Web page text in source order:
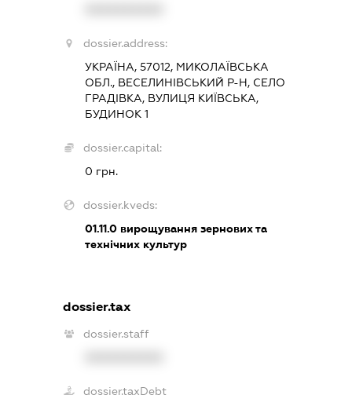
dossier.address:
УКРАЇНА, 57012, МИКОЛАЇВСЬКА
ОБЛ., ВЕСЕЛИНІВСЬКИЙ Р-Н, СЕЛО
ГРАДІВКА, ВУЛИЦЯ КИЇВСЬКА,
БУДИНОК 1
dossier.capital:
0 грн.
dossier.kveds:
01.11.0вирощування зернових та
технічних культур
dossier.tax
dossier.staff
dossier.taxDebt